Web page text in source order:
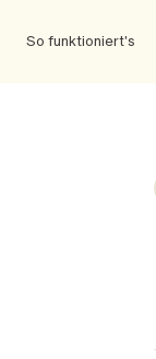
So funktioniert's